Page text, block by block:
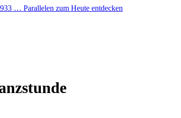
… Parallelen zum Heute entdecken